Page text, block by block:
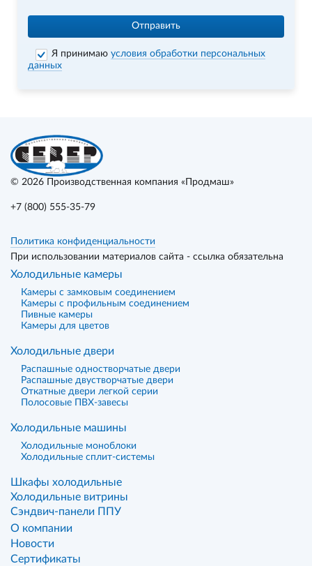
Отправить
Я принимаюусловия обработки персональных
данных
© 2026 Производственная компания «Продмаш»
+7 (800) 555-35-79
Политика конфиденциальности
При использовании материалов сайта - ссылка обязательна
Холодильные камеры
Камеры с замковым соединением
Камеры с профильным соединением
Пивные камеры
Камеры для цветов
Холодильные двери
Распашные одностворчатые двери
Распашные двустворчатые двери
Откатные двери легкой серии
Полосовые ПВХ-завесы
Холодильные машины
Холодильные моноблоки
Холодильные сплит-системы
Шкафы холодильные
Холодильные витрины
Сэндвич-панели ППУ
О компании
Новости
Сертификаты